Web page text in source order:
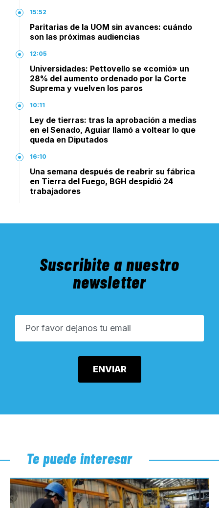
15:52
Paritarias de la UOM sin avances: cuándo
son las próximas audiencias
12:05
Universidades: Pettovello se «comió» un
28% del aumento ordenado por la Corte
Suprema y vuelven los paros
10:11
Ley de tierras: tras la aprobación a medias
en el Senado, Aguiar llamó a voltear lo que
queda en Diputados
16:10
Una semana después de reabrir su fábrica
en Tierra del Fuego, BGH despidió 24
trabajadores
Suscribite a nuestro
newsletter
Te puede interesar